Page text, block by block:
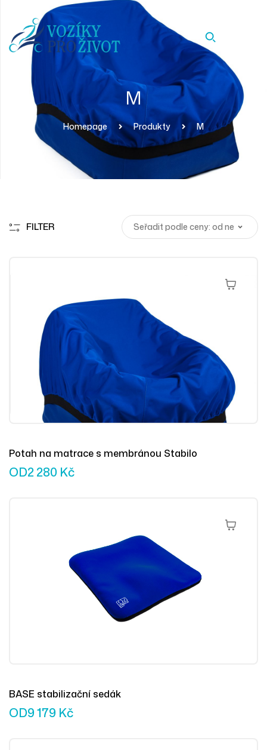
M
Homepage Produkty M
FILTER
Výběr
Potah na matrace s membránou Stabilo
OD2 280 Kč
Výběr
BASE stabilizační sedák
OD9 179 Kč